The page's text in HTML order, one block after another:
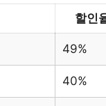
할인
49%
40%